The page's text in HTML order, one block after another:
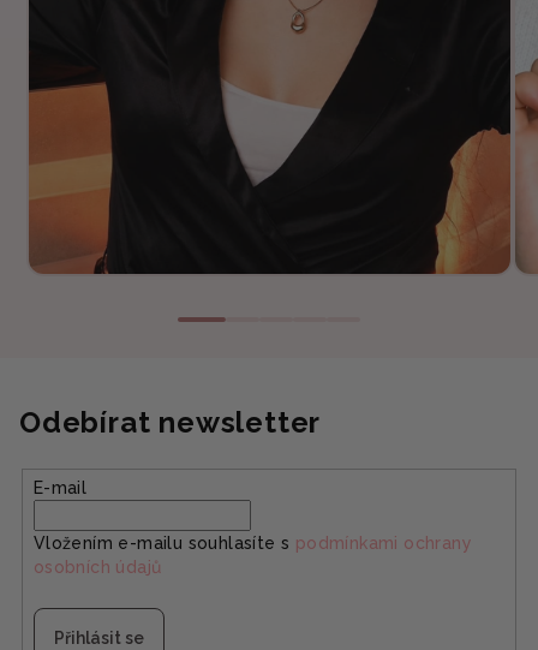
Odebírat newsletter
E-mail
Vložením e-mailu souhlasíte s podmínkami ochrany
osobních údajů
Přihlásit se